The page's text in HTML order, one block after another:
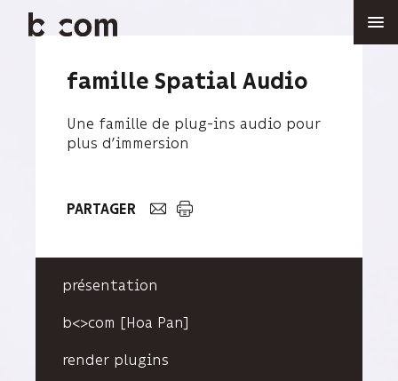
Aller
famille Spatial Audio
Une famille de plug-ins audio pour
plus d’immersion
PARTAGER
présentation
b<>com [Hoa Pan]
render plugins